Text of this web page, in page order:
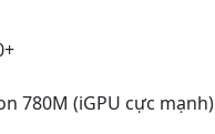
780M (iGPU cực mạnh)